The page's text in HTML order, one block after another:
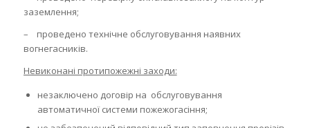
заземлення;
– проведено технічне обслуговування наявних
вогнегасників.
Невиконані протипожежні заходи:
незаключено договір на обслуговування
автоматичної системи пожежогасіння;